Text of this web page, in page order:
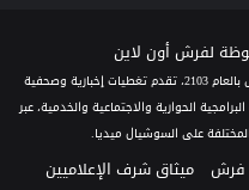
مؤسسة إعلامية سورية مستقلة تأسست في كفرنبل بالعام 2103، تقدم تغطيات إخبارية وصحفية
الحوارية والاجتماعية والخدمية، عبر
فرش ميثاق شرف الإعلاميين